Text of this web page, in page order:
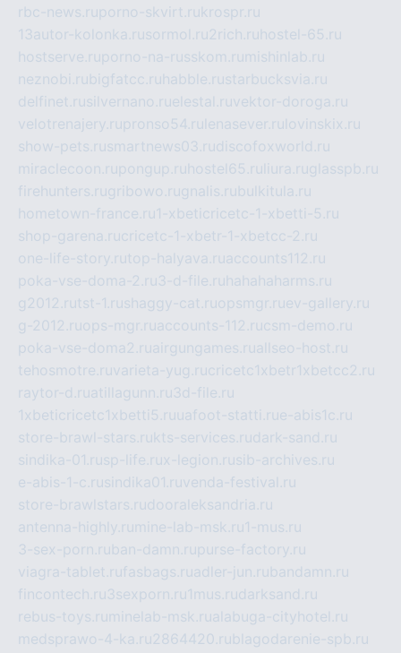
rbc-news.ruporno-skvirt.rukrospr.ru
13autor-kolonka.rusormol.ru2rich.ru hostel-65.ru
hostserve.ruporno-na-russkom.ru mishinlab.ru
neznobi.rubigfatcc.ru habble.rustarbucksvia.ru
delfinet.rusilvernano.ruelestal.ruvektor-doroga.ru
velotrenajery.rupronso54.ru lenasever.ru lovinskix.ru
show-pets.rusmartnews03.rudiscofoxworld.ru
miraclecoon.rupongup.ru hostel65.ru liura.ruglasspb.ru
firehunters.rugribowo.rugnalis.rubulkitula.ru
hometown-france.ru1-xbeticricetc-1-xbetti-5.ru
shop-garena.rucricetc-1-xbetr-1-xbetcc-2.ru
one-life-story.rutop-halyava.ruaccounts112.ru
poka-vse-doma-2.ru3-d-file.ru hahahaharms.ru
g2012.rutst-1.rushaggy-cat.ruopsmgr.ruev-gallery.ru
g-2012.ruops-mgr.ruaccounts-112.rucsm-demo.ru
poka-vse-doma2.ruairgungames.ruallseo-host.ru
tehosmotre.ruvarieta-yug.rucricetc1xbetr1xbetcc2.ru
raytor-d.ruatillagunn.ru3d-file.ru
1xbeticricetc1xbetti5.ruuafoot-statti.rue-abis1c.ru
store-brawl-stars.rukts-services.rudark-sand.ru
sindika-01.rusp-life.rux-legion.rusib-archives.ru
e-abis-1-c.rusindika01.ruvenda-festival.ru
store-brawlstars.rudooraleksandria.ru
antenna-highly.ru mine-lab-msk.ru1-mus.ru
3-sex-porn.ruban-damn.rupurse-factory.ru
viagra-tablet.rufasbags.ruadler-jun.rubandamn.ru
fincontech.ru3sexporn.ru1mus.rudarksand.ru
rebus-toys.ru minelab-msk.rualabuga-cityhotel.ru
medsprawo-4-ka.ru2864420.rublagodarenie-spb.ru